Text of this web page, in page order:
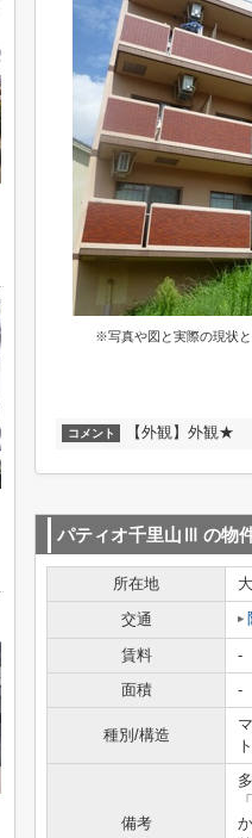
※写真や図と実際の現状
コメント 【外観】外観★
パティオ千里山Ⅲ の物
所在地
交通
賃料
-
面積
-
種別/構造
ト
備考